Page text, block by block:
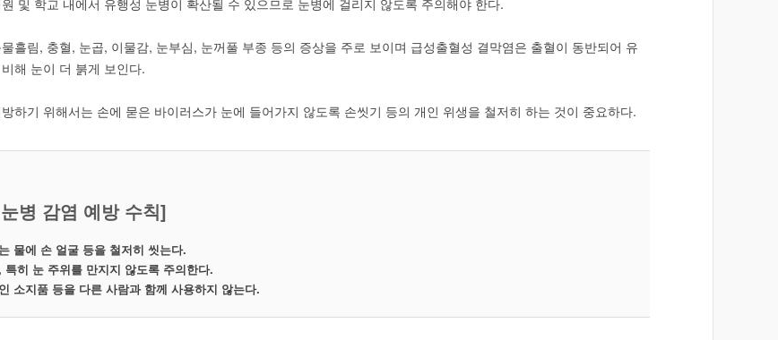
및 학교 내에서 유행성 눈병이 확산될 수 있으므로 눈병에 걸리지 않도록 주의해야 한다.
흘림, 충혈, 눈곱, 이물감, 눈부심, 눈꺼풀 부종 등의 증상을 주로 보이며 급성출혈성 결막염은 출혈이 동반되어 유
해 눈이 더 붉게 보인다.
하기 위해서는 손에 묻은 바이러스가 눈에 들어가지 않도록 손씻기 등의 개인 위생을 철저히 하는 것이 중요하다.
병 감염 예방 수칙]
물에 손 얼굴 등을 철저히 씻는다.
특히 눈 주위를 만지지 않도록 주의한다.
소지품 등을 다른 사람과 함께 사용하지 않는다.